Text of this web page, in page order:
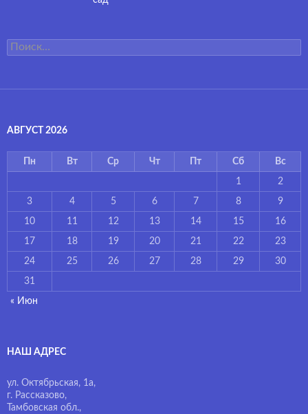
Найти:
АВГУСТ 2026
Пн Вт Ср Чт Пт Сб Вс
1 2
3 4 5 6 7 8 9
10 11 12 13 14 15 16
17 18 19 20 21 22 23
24 25 26 27 28 29 30
31
« Июн
НАШ АДРЕС
ул. Октябрьская, 1а,
г. Рассказово,
Тамбовская обл.,